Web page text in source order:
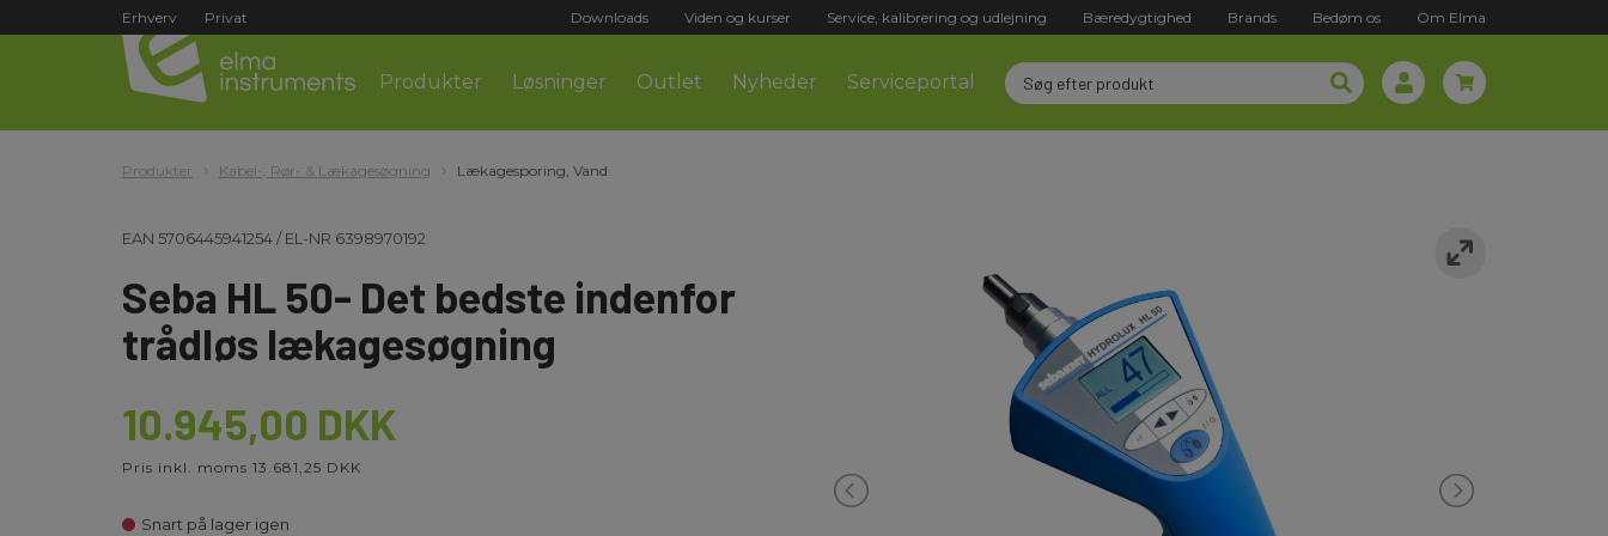
Erhverv Privat Downloads Viden og kurser Service, kalibrering og udlejning Bæredygtighed Brands Bedøm os Om Elma
Produkter Løsninger Outlet Nyheder Serviceportal
Produkter Kabel-, Rør- & Lækagesøgning Lækagesporing, Vand
EAN 5706445941254/EL-NR 6398970192
Seba HL 50- Det bedste indenfor
trådløs lækagesøgning
10.945,00 DKK
Pris inkl. moms 13.681,25 DKK
Snart på lager igen